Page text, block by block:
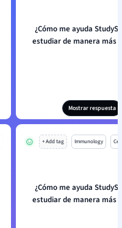
¿Cómo me ayuda
estudiar de manera más
Mostrar respuesta
+ Add tag Immunology
¿Cómo me ayuda
estudiar de manera más